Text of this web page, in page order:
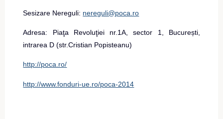
Sesizare Nereguli: nereguli@poca.ro
Adresa: Piaţa Revoluţiei nr.1A, sector 1, București,
intrarea D (str.Cristian Popisteanu)
http://poca.ro/
http://www.fonduri-ue.ro/poca-2014